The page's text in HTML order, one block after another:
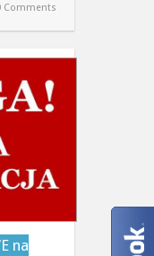
Comments
na